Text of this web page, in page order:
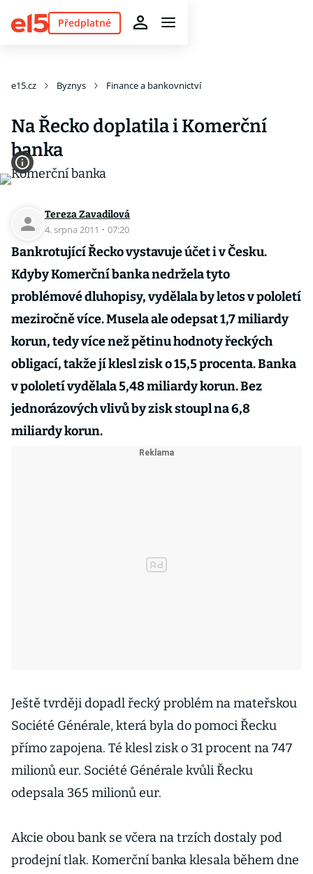
Předplatné
e15.cz Byznys Finance a bankovnictví
Na Řecko doplatila i Komerční
banka
Tereza Zavadilová
4. srpna 2011 · 07:20
Bankrotující Řecko vystavuje účet i v Česku.
Kdyby Komerční banka nedržela tyto
problémové dluhopisy, vydělala by letos v pololetí
meziročně více. Musela ale odepsat 1,7 miliardy
korun, tedy více než pětinu hodnoty řeckých
obligací, takže jí klesl zisk o 15,5 procenta. Banka
v pololetí vydělala 5,48 miliardy korun. Bez
jednorázových vlivů by zisk stoupl na 6,8
miliardy korun.
Ještě tvrději dopadl řecký problém na mateřskou
Société Générale, která byla do pomoci Řecku
přímo zapojena. Té klesl zisk o 31 procent na 747
milionů eur. Société Générale kvůli Řecku
odepsala 365 milionů eur.
Akcie obou bank se včera na trzích dostaly pod
prodejní tlak. Komerční banka klesala během dne